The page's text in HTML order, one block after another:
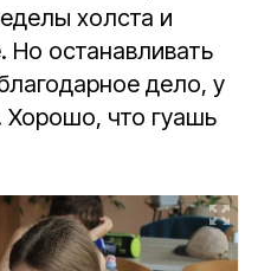
холста и
Но останавливать
дело, у
Хорошо, что гуашь